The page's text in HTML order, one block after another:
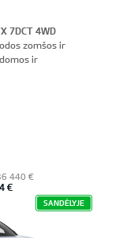
7DCT 4WD
zomšos ir
ir
440 €
€
SANDĖLYJE